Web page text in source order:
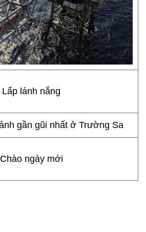
Lấp lánh nắng
Chào ngày mới